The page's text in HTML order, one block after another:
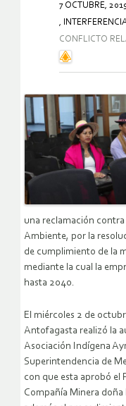
7 OCTUBRE,
,
CONFLICTO
una reclamación
Ambiente, por la
de cumplimiento de la
mediante la cual la
hasta 2040.
El miércoles 2 de
Antofagasta realizó la
Asociación Indígena
Superintendencia de
con que esta aprobó el
Compañía Minera doña